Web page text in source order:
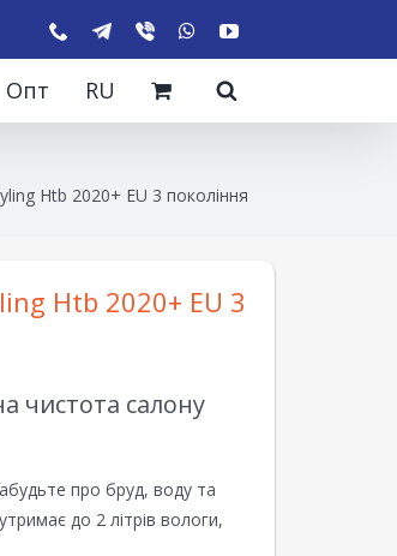
Опт RU
Htb 2020+ EU 3 покоління
Htb 2020+ EU 3
чистота салону
про бруд, воду та
до 2 літрів вологи,